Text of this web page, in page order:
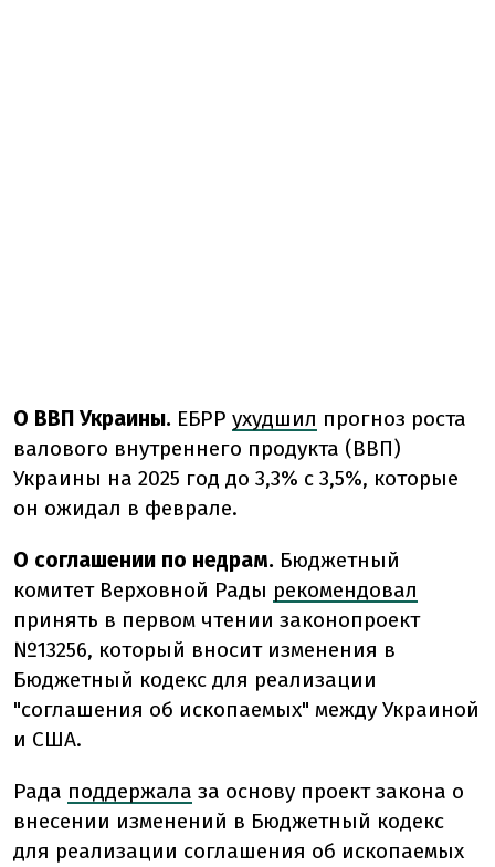
О ВВП Украины. ЕБРР ухудшил прогноз роста
валового внутреннего продукта (ВВП)
Украины на 2025 год до 3,3% с 3,5%, которые
он ожидал в феврале.
О соглашении по недрам. Бюджетный
комитет Верховной Рады рекомендовал
принять в первом чтении законопроект
№13256, который вносит изменения в
Бюджетный кодекс для реализации
"соглашения об ископаемых" между Украиной
и США.
Рада поддержала за основу проект закона о
внесении изменений в Бюджетный кодекс
для реализации соглашения об ископаемых